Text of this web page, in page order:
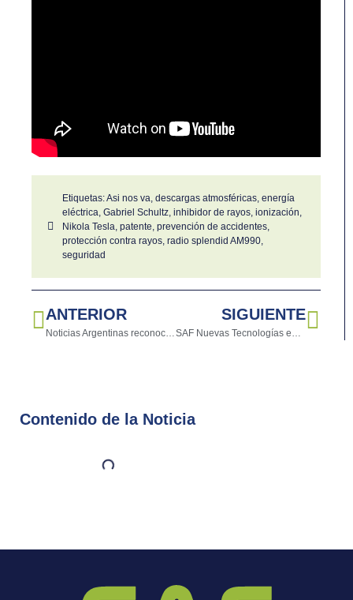
Etiquetas:Asi nos va, descargas atmosféricas, energía
eléctrica, Gabriel Schultz, inhibidor de rayos, ionización,
Nikola Tesla, patente, prevención de accidentes,
protección contra rayos, radio splendid AM990,
seguridad
ANTERIOR
Noticias Argentinas reconoce nuestro trabajo: Un impulso para seguir investigando
SIGUIENTE
SAF Nuevas Tecnologías en la Expo Agro 2024: Un Éxito de Participación y Alianzas Estratégicas
Contenido de la Noticia